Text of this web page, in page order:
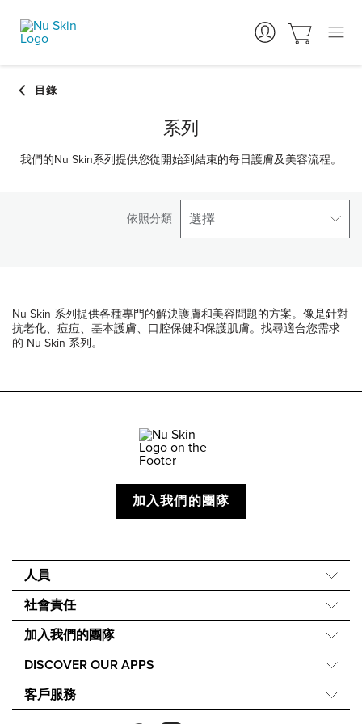
系列
我們的Nu Skin系列提供您從開始到結束的每日護膚及美容流程。
依照分類 選擇
Nu Skin 系列提供各種專門的解決護膚和美容問題的方案。像是針對
抗老化、痘痘、基本護膚、口腔保健和保護肌膚。找尋適合您需求
的 Nu Skin 系列。
加入我們的團隊
人員
關於我們
我們的故事
40 週年
One Global Voice
社會責任
Force for Good
Nourish the Children
永續發展
成分理念
加入我們的團隊
Nu Skin Rewards
DISCOVER OUR APPS
Nu Skin Vera®
Nu Skin Stela
客戶服務